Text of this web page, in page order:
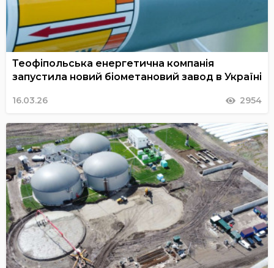
Теофіпольська енергетична компанія
запустила новий біометановий завод в Україні
16.03.26 2954